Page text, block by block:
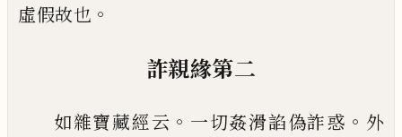
虛假故也 。
詐親緣第二
如雜寶藏經云 。 一切姦滑諂偽詐惑 。 外